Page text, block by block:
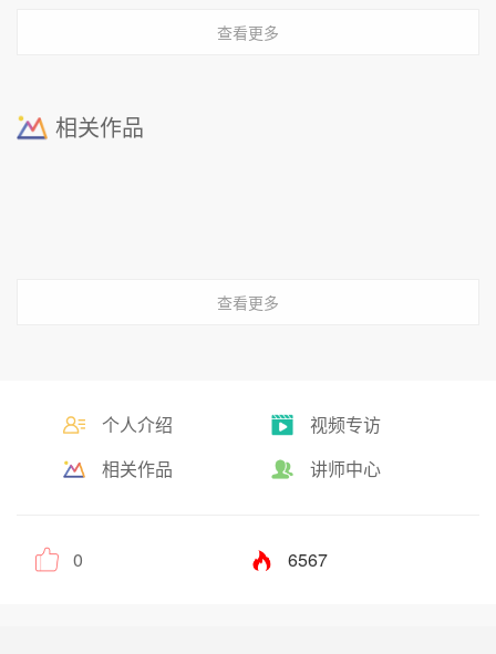
查看更多
相关作品
查看更多
个人介绍
视频专访
相关作品
讲师中心
0 6567